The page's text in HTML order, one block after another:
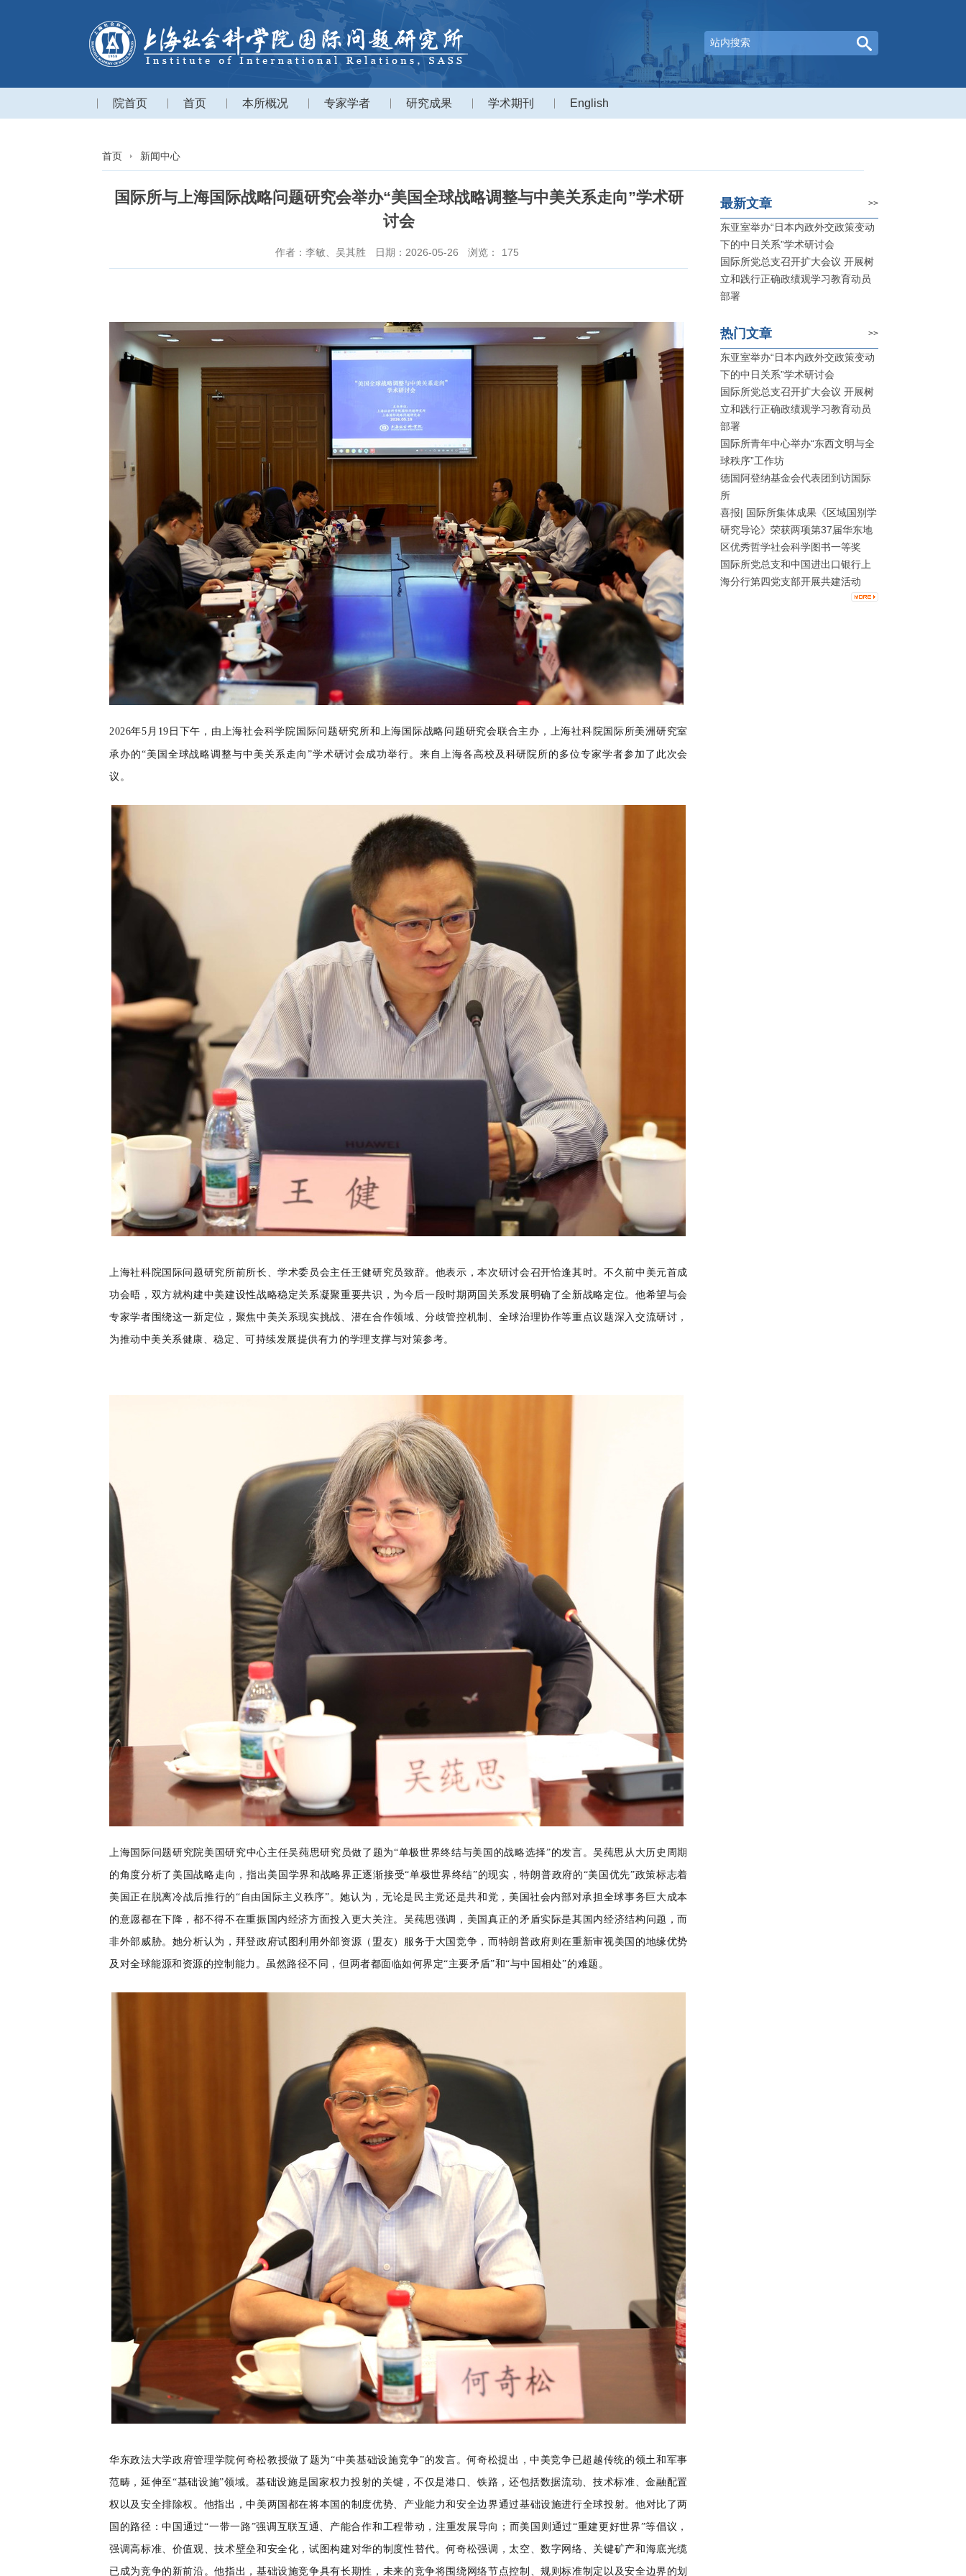
院首页 首页 本所概况 专家学者 研究成果 学术期刊 English
首页 新闻中心
国际所与上海国际战略问题研究会举办“美国全球战略调整与中美关系走向”学术研
讨会
作者：李敏、吴其胜 日期：2026-05-26 浏览： 175
2026年5 月 19 日下午，由上海社会科学院国际问题研究所和上海国际战略问题研究会联合主办，上海社科院国际所美洲研究室
承办的“美国全球战略调整与中美关系走向”学术研讨会成功举行。来自上海各高校及科研院所的多位专家学者参加了此次会
议。
上海社科院国际问题研究所前所长、学术委员会主任王健研究员致辞。他表示，本次研讨会召开恰逢其时。不久前中美元首成
功会晤，双方就构建中美建设性战略稳定关系凝聚重要共识，为今后一段时期两国关系发展明确了全新战略定位。他希望与会
专家学者围绕这一新定位，聚焦中美关系现实挑战、潜在合作领域、分歧管控机制、全球治理协作等重点议题深入交流研讨，
为推动中美关系健康、稳定、可持续发展提供有力的学理支撑与对策参考。
上海国际问题研究院美国研究中心主任吴莼思研究员做了题为“单极世界终结与美国的战略选择”的发言。吴莼思从大历史周期
的角度分析了美国战略走向，指出美国学界和战略界正逐渐接受“单极世界终结”的现实，特朗普政府的“美国优先”政策标志着
美国正在脱离冷战后推行的“自由国际主义秩序”。她认为，无论是民主党还是共和党，美国社会内部对承担全球事务巨大成本
的意愿都在下降，都不得不在重振国内经济方面投入更大关注。吴莼思强调，美国真正的矛盾实际是其国内经济结构问题，而
非外部威胁。她分析认为，拜登政府试图利用外部资源（盟友）服务于大国竞争，而特朗普政府则在重新审视美国的地缘优势
及对全球能源和资源的控制能力。虽然路径不同，但两者都面临如何界定“主要矛盾”和“与中国相处”的难题。
华东政法大学政府管理学院何奇松教授做了题为“中美基础设施竞争”的发言。何奇松提出，中美竞争已超越传统的领土和军事
范畴，延伸至“基础设施”领域。基础设施是国家权力投射的关键，不仅是港口、铁路，还包括数据流动、技术标准、金融配置
权以及安全排除权。他指出，中美两国都在将本国的制度优势、产业能力和安全边界通过基础设施进行全球投射。他对比了两
国的路径：中国通过“一带一路”强调互联互通、产能合作和工程带动，注重发展导向；而美国则通过“重建更好世界”等倡议，
强调高标准、价值观、技术壁垒和安全化，试图构建对华的制度性替代。何奇松强调，太空、数字网络、关键矿产和海底光缆
已成为竞争的新前沿。他指出，基础设施竞争具有长期性，未来的竞争将围绕网络节点控制、规则标准制定以及安全边界的划
最新文章 >>
东亚室举办“日本内政外交政策变动
下的中日关系”学术研讨会
国际所党总支召开扩大会议 开展树
立和践行正确政绩观学习教育动员
部署
热门文章 >>
东亚室举办“日本内政外交政策变动
下的中日关系”学术研讨会
国际所党总支召开扩大会议 开展树
立和践行正确政绩观学习教育动员
部署
国际所青年中心举办“东西文明与全
球秩序”工作坊
德国阿登纳基金会代表团到访国际
所
喜报| 国际所集体成果《区域国别学
研究导论》荣获两项第37届华东地
区优秀哲学社会科学图书一等奖
国际所党总支和中国进出口银行上
海分行第四党支部开展共建活动